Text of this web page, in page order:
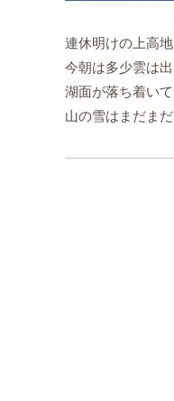
連休明けの上高地
今朝は多少雲は
湖面が落ち着い
山の雪はまだま